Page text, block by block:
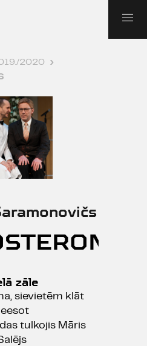
2020
›
zāle
sievietēm klāt
tulkojis Māris